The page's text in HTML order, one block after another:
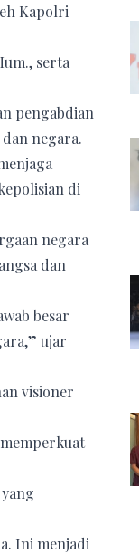
Kapolri
serta
pengabdian
negara.
di
negara
dan
besar
ujar
visioner
Ini menjadi